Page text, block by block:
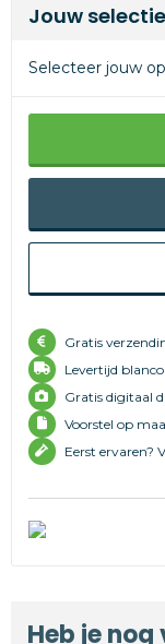
Jouw
Selecteer jouw
Gratis
Levertijd
Gratis digitaal
Voorstel op
Eerst ervaren?
Heb je